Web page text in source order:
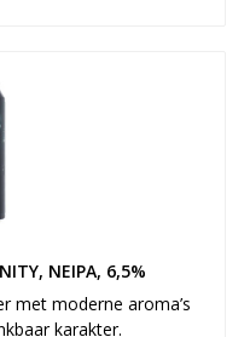
NEIPA, 6,5%
met moderne aroma’s
karakter.